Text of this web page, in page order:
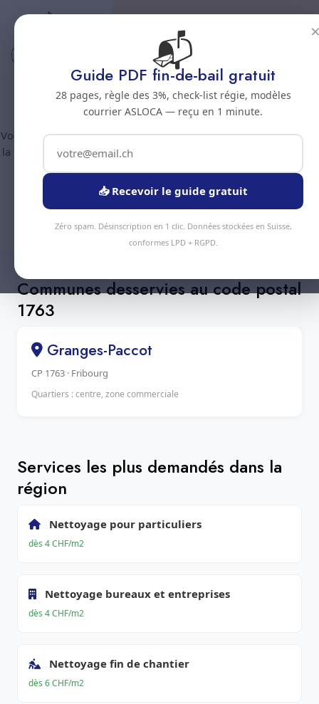
Code postal 1763
Nettoyage professionnel -
Code postal 1763
Vous êtes au code postal1763? Chez Nous Clean intervient dans
la commune de :Granges-Paccot
prestations disponibles, devis gratuit sous 24h.
Devis Instantané +41 78 319 32 82
Communes desservies au code postal
1763
Granges-Paccot
CP 1763 · Fribourg
Quartiers : centre, zone commerciale
Services les plus demandés dans la
région
Nettoyage pour particuliers
dès 4 CHF/m2
Nettoyage bureaux et entreprises
dès 4 CHF/m2
Nettoyage fin de chantier
dès 6 CHF/m2
📬
Guide PDF fin-de-bail gratuit
28 pages, règle des 3%, check-list régie, modèles
courrier ASLOCA — reçu en 1 minute.
📥 Recevoir le guide gratuit
Zéro spam. Désinscription en 1 clic. Données stockées en Suisse,
conformes LPD + RGPD.